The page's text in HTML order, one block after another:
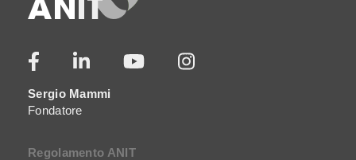
Sergio Mammi
Fondatore
Regolamento ANIT